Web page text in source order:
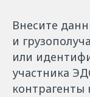
Внесите
и
или
участника